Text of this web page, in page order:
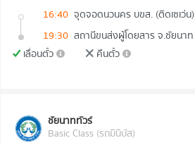
16:40 จุดจอดนวนคร บขส. (ติดเซเว่น)
19:30 สถานีขนส่งผู้โดยสาร จ.ชัยนาท
เลื่อนตั๋ว
คืนตั๋ว
ชัยนาททัวร์
Basic Class (รถมินิบัส)